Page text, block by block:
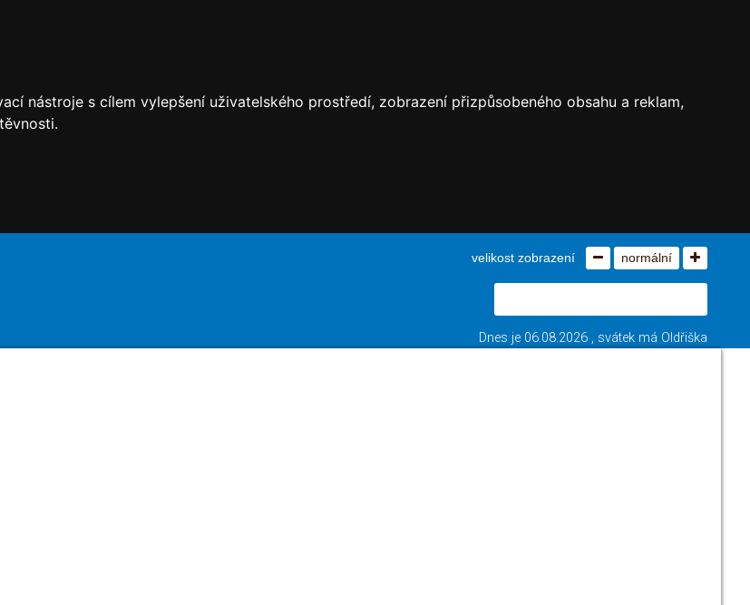
nástroje s cílem vylepšení uživatelského prostředí, zobrazení přizpůsobeného obsahu a reklam,
velikost zobrazení normální
Dnes je06.08.2026 , svátek má Oldřiška